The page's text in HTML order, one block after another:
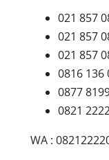
021 857
021 857
021 857
0816 136
0877
0821
WA :